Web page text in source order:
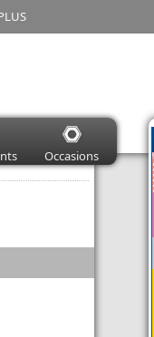
Occasions